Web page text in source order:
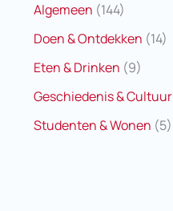
Algemeen (144)
Doen & Ontdekken (14)
Eten & Drinken (9)
Geschiedenis & Cultuur
Studenten & Wonen (5)